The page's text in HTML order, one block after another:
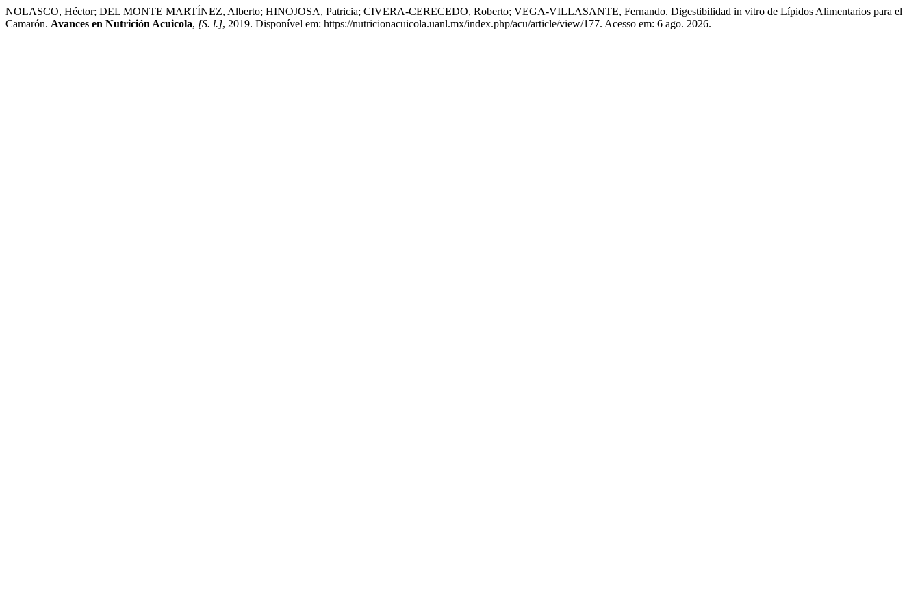
NOLASCO, Héctor; DEL MONTE MARTÍNEZ, Alberto; HINOJOSA, Patricia; CIVERA-CERECEDO, Roberto; VEGA-VILLASANTE, Fernando. Digestibilidad in vitro de Lípidos Alimentarios para el
Camarón. Avances en Nutrición Acuicola, [S. l.], 2019. Disponível em: https://nutricionacuicola.uanl.mx/index.php/acu/article/view/177. Acesso em: 6 ago. 2026.